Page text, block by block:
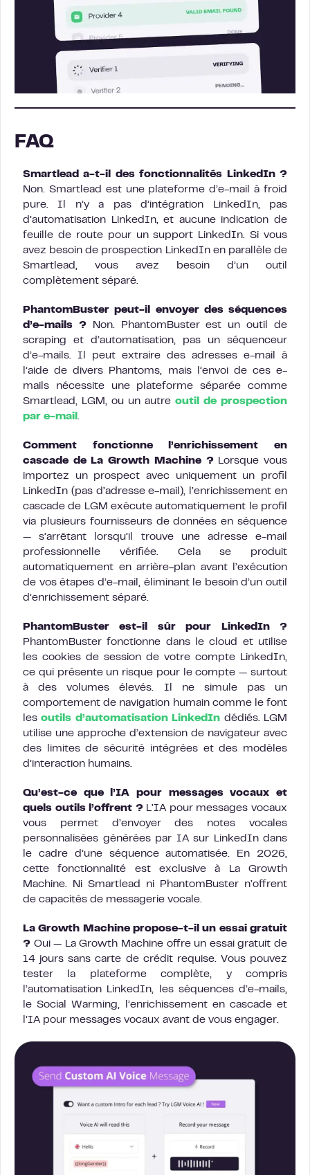
FAQ
Smartlead a-t-il des fonctionnalités LinkedIn ?
Non. Smartlead est une plateforme d’e-mail à froid
pure. Il n’y a pas d’intégration LinkedIn, pas
d’automatisation LinkedIn, et aucune indication de
feuille de route pour un support LinkedIn. Si vous
avez besoin de prospection LinkedIn en parallèle de
Smartlead, vous avez besoin d’un outil
complètement séparé.
PhantomBuster peut-il envoyer des séquences
d’e-mails ?Non. PhantomBuster est un outil de
scraping et d’automatisation, pas un séquenceur
d’e-mails. Il peut extraire des adresses e-mail à
l’aide de divers Phantoms, mais l’envoi de ces e-
mails nécessite une plateforme séparée comme
Smartlead, LGM, ou un autre outil de prospection
par e-mail .
Comment fonctionne l’enrichissement en
cascade de La Growth Machine ?Lorsque vous
importez un prospect avec uniquement un profil
LinkedIn (pas d’adresse e-mail), l’enrichissement en
cascade de LGM exécute automatiquement le profil
via plusieurs fournisseurs de données en séquence
— s’arrêtant lorsqu’il trouve une adresse e-mail
professionnelle vérifiée. Cela se produit
automatiquement en arrière-plan avant l’exécution
de vos étapes d’e-mail, éliminant le besoin d’un outil
d’enrichissement séparé.
PhantomBuster est-il sûr pour LinkedIn ?
PhantomBuster fonctionne dans le cloud et utilise
les cookies de session de votre compte LinkedIn,
ce qui présente un risque pour le compte — surtout
à des volumes élevés. Il ne simule pas un
comportement de navigation humain comme le font
lesoutils d’automatisation LinkedIn dédiés. LGM
utilise une approche d’extension de navigateur avec
des limites de sécurité intégrées et des modèles
d’interaction humains.
Qu’est-ce que l’IA pour messages vocaux et
quels outils l’offrent ?L’IA pour messages vocaux
vous permet d’envoyer des notes vocales
personnalisées générées par IA sur LinkedIn dans
le cadre d’une séquence automatisée. En 2026,
cette fonctionnalité est exclusive à La Growth
Machine. Ni Smartlead ni PhantomBuster n’offrent
de capacités de messagerie vocale.
La Growth Machine propose-t-il un essai gratuit
? Oui — La Growth Machine offre un essai gratuit de
14 jours sans carte de crédit requise. Vous pouvez
tester la plateforme complète, y compris
l’automatisation LinkedIn, les séquences d’e-mails,
le Social Warming, l’enrichissement en cascade et
l’IA pour messages vocaux avant de vous engager.